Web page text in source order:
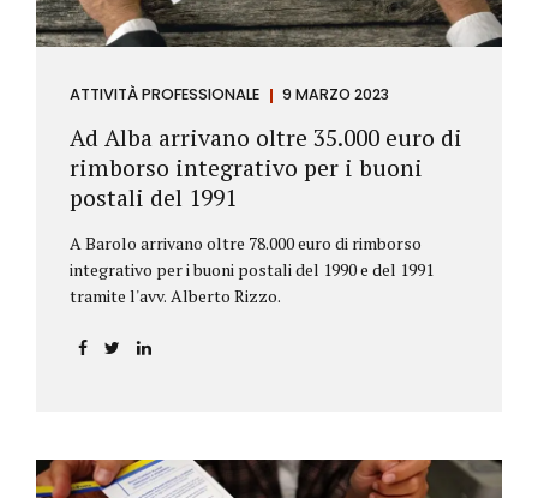
ATTIVITÀ PROFESSIONALE 9 MARZO 2023
Ad Alba arrivano oltre 35.000 euro di
rimborso integrativo per i buoni
postali del 1991
A Barolo arrivano oltre 78.000 euro di rimborso
integrativo per i buoni postali del 1990 e del 1991
tramite l'avv. Alberto Rizzo.